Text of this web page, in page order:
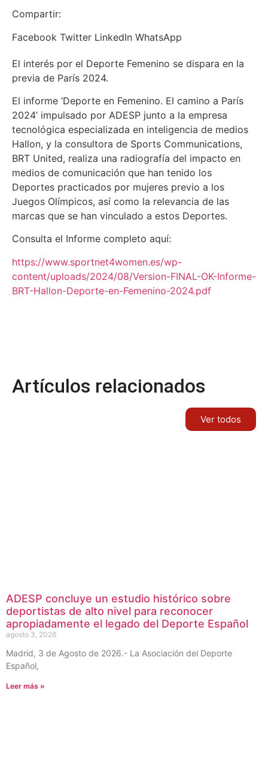
Compartir:
Facebook Twitter LinkedIn WhatsApp
El interés por el Deporte Femenino se dispara en la
previa de París 2024.
El informe ‘Deporte en Femenino. El camino a París
2024’ impulsado por ADESP junto a la empresa
tecnológica especializada en inteligencia de medios
Hallon, y la consultora de Sports Communications,
BRT United, realiza una radiografía del impacto en
medios de comunicación que han tenido los
Deportes practicados por mujeres previo a los
Juegos Olímpicos, así como la relevancia de las
marcas que se han vinculado a estos Deportes.
Consulta el Informe completo aquí:
https://www.sportnet4women.es/wp-
content/uploads/2024/08/Version-FINAL-OK-Informe-
BRT-Hallon-Deporte-en-Femenino-2024.pdf
Artículos relacionados
Ver todos
ADESP concluye un estudio histórico sobre
deportistas de alto nivel para reconocer
apropiadamente el legado del Deporte Español
agosto 3, 2026
Madrid, 3 de Agosto de 2026.- La Asociación del Deporte
Español,
Leer más »